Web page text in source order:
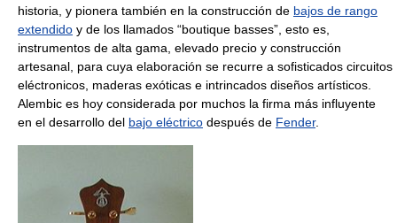
historia, y pionera también en la construcción de bajos de rango
extendido y de los llamados “boutique basses”, esto es,
instrumentos de alta gama, elevado precio y construcción
artesanal, para cuya elaboración se recurre a sofisticados circuitos
eléctronicos, maderas exóticas e intrincados diseños artísticos.
Alembic es hoy considerada por muchos la firma más influyente
en el desarrollo del bajo eléctrico después de Fender.